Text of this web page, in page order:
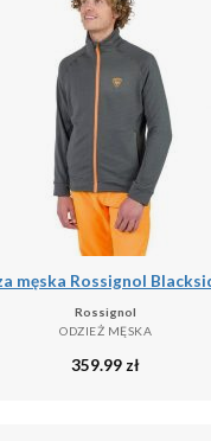
Rossignol
ODZIEŻ MĘSKA
359.99 zł